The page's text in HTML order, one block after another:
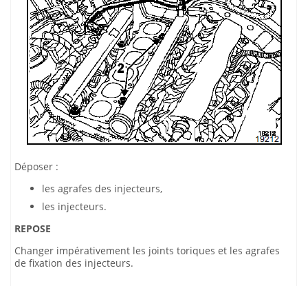
Déposer :
les agrafes des injecteurs,
les injecteurs.
REPOSE
Changer impérativement les joints toriques et les agrafes
de fixation des injecteurs.